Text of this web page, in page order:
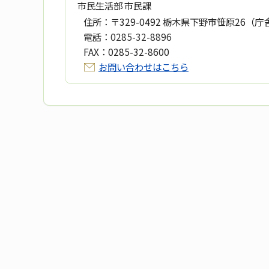
市民生活部 市民課
住所： 〒329-0492 栃木県下野市笹原26（庁
電話： 0285-32-8896
FAX： 0285-32-8600
お問い合わせはこちら